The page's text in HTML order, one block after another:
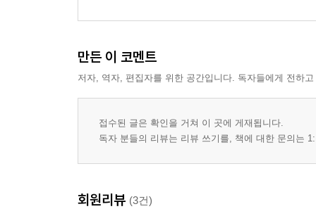
만든 이 코멘트
저자, 역자, 편집자를 위한 공간입니다. 독자들에게 전하
접수된 글은 확인을 거쳐 이 곳에 게재됩니다.
독자 분들의 리뷰는 리뷰 쓰기를, 책에 대한 문의는
회원리뷰 (3건)